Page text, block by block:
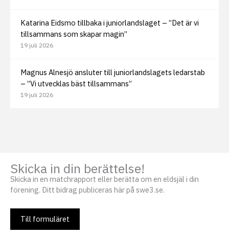
Katarina Eidsmo tillbaka i juniorlandslaget – ”Det är vi
tillsammans som skapar magin”
19 juli 2026
Magnus Alnesjö ansluter till juniorlandslagets ledarstab
– ”Vi utvecklas bäst tillsammans”
19 juli 2026
Skicka in din berättelse!
Skicka in en matchrapport eller berätta om en eldsjäl i din
förening. Ditt bidrag publiceras här på swe3.se.
Till formuläret